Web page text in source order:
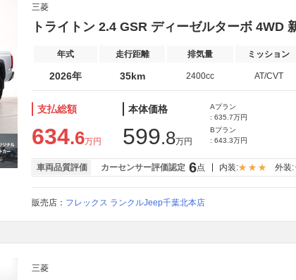
三菱
トライトン 2.4 GSR ディーゼルターボ
年式 走行距離 排気量 ミッション
2026年 35km 2400cc AT/CVT
支払総額
634.6万円
本体価格
599.8万円
Aプラン
: 635.7万円
Bプラン
: 643.3万円
車両品質評価 カーセンサー評価認定 6点 内装: 外装:
販売店： フレックス ランクルJeep千葉北本店
三菱